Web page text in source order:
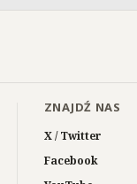
ZNAJDŹ NAS
X / Twitter
Facebook